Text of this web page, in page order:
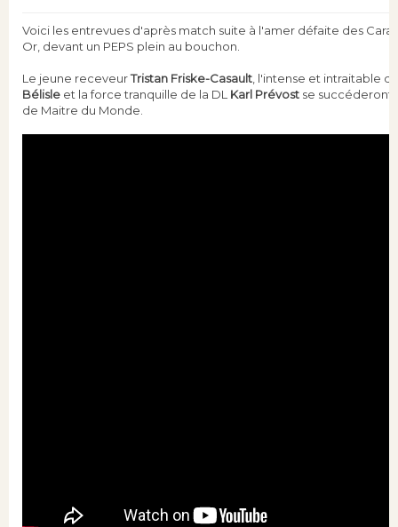
Voici les entrevues d'après match suite à l'amer défaite des
Or, devant un PEPS plein au bouchon.
Le jeune receveurTristan Friske-Casault , l'intense et intraitable
Bélisle et la force tranquille de la DL Karl Prévost se succéderont
de Maitre du Monde.